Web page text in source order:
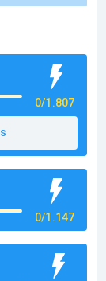
0/1.807
0/1.147